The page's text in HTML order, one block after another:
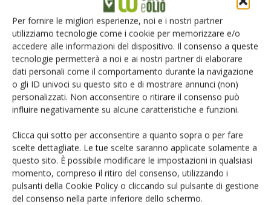
Per fornire le migliori esperienze, noi e i nostri partner
utilizziamo tecnologie come i cookie per memorizzare e/o
accedere alle informazioni del dispositivo. Il consenso a queste
tecnologie permetterà a noi e ai nostri partner di elaborare
dati personali come il comportamento durante la navigazione
o gli ID univoci su questo sito e di mostrare annunci (non)
personalizzati. Non acconsentire o ritirare il consenso può
influire negativamente su alcune caratteristiche e funzioni.
Clicca qui sotto per acconsentire a quanto sopra o per fare
scelte dettagliate. Le tue scelte saranno applicate solamente a
questo sito. È possibile modificare le impostazioni in qualsiasi
momento, compreso il ritiro del consenso, utilizzando i
pulsanti della Cookie Policy o cliccando sul pulsante di gestione
del consenso nella parte inferiore dello schermo.
Salva il mio nome, email e sito web in questo browser per la
prossima volta che commento.